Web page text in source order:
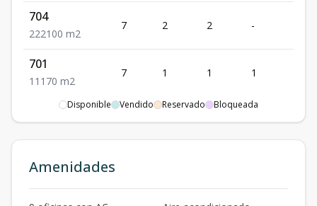
704
222100 m2
7 2 2 -
701
1 1 1 70 m2
7 1 1 1
8 1 1 1 1
803
2 22 100 m2
Disponible Vendido Reservado Bloqueada
Amenidades